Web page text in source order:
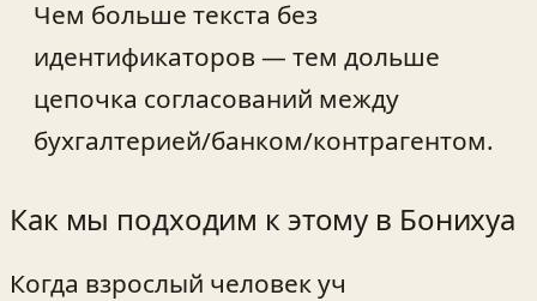
Чем больше текста без
идентификаторов — тем дольше
цепочка согласований между
бухгалтерией/банком/контрагентом.
Как мы подходим к этому в Бонихуа
Когда взрослый человек уч